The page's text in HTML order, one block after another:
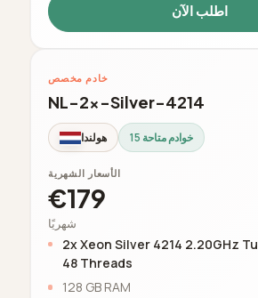
اطلب الآن
خادم مخصص
NL-2x-Silver-4214
هولندا 15 خوادم متاحة
الأسعار الشهرية
€179
شهريًا
2x Xeon Silver 4214 2.20GHz
48 Threads
128 GB RAM